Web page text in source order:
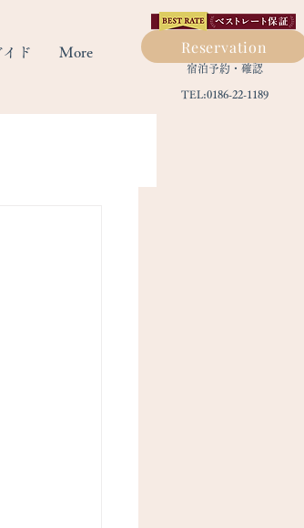
ド More Reservation
​宿泊予約・確認
TEL:0186-22-1189